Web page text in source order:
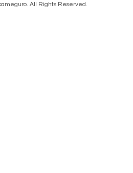
. All Rights Reserved.